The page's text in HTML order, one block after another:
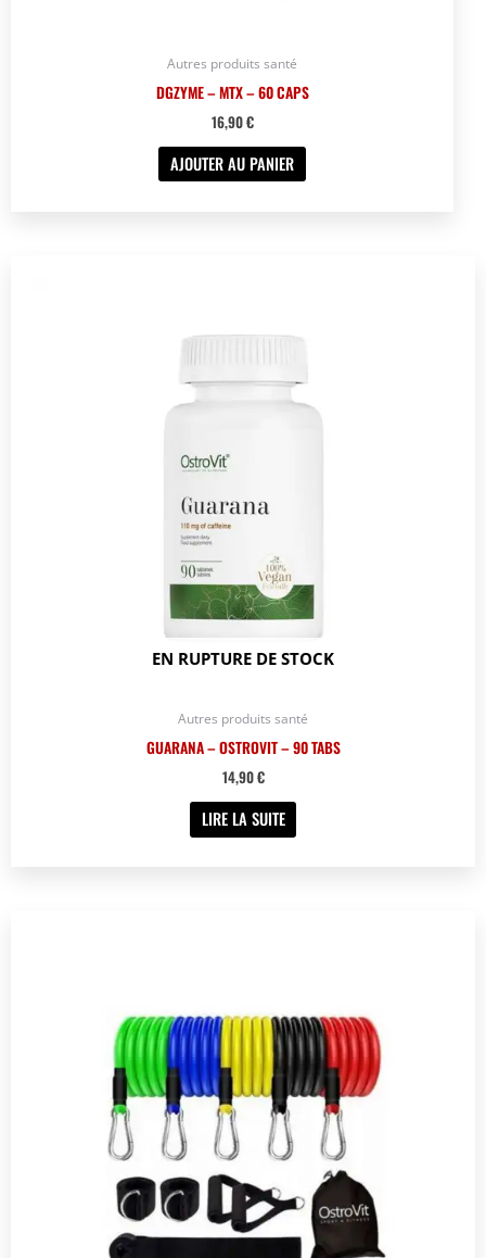
Autres produits santé
DGZYME – MTX – 60 CAPS
16,90€
AJOUTER AU PANIER
EN RUPTURE DE STOCK
Autres produits santé
GUARANA – OSTROVIT – 90 TABS
14,90€
LIRE LA SUITE